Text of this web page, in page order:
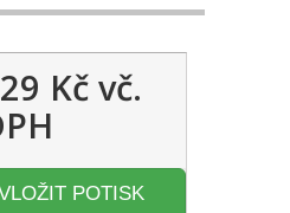
Kčvč.
POTISK